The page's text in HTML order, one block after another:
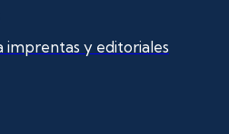
imprentas y editoriales